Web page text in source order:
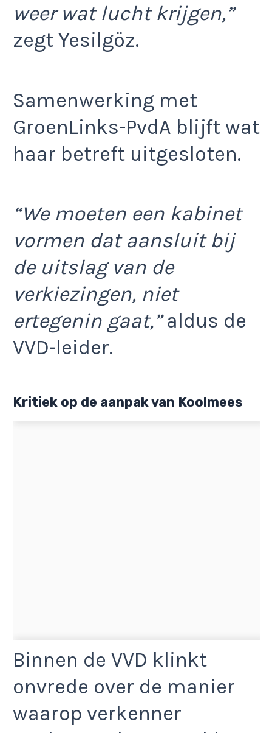
weer wat lucht krijgen,”
zegt Yesilgöz.
Samenwerking met
GroenLinks-PvdA blijft wat
haar betreft uitgesloten.
“We moeten een kabinet
vormen dat aansluit bij
de uitslag van de
verkiezingen, niet
ertegenin gaat,”aldus de
VVD-leider.
Kritiek op de aanpak van Koolmees
Binnen de VVD klinkt
onvrede over de manier
waarop verkenner